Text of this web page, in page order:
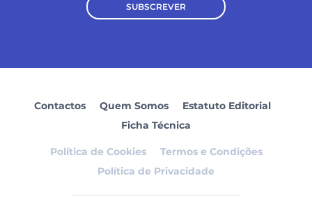
SUBSCREVER
Contactos Quem Somos
Estatuto Editorial
Ficha Técnica
Política de Cookies
Termos e Condições
Política de Privacidade